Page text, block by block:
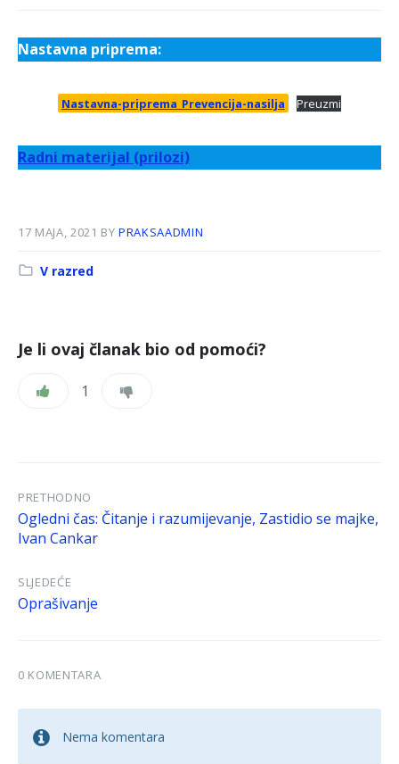
Nastavna priprema:
Nastavna-priprema_Prevencija-nasilja Preuzmi
Radni materijal (prilozi)
17 MAJA, 2021 BYPRAKSAADMIN
Kategorija:
V razred
Je li ovaj članak bio od pomoći?
1
PRETHODNO
Ogledni čas: Čitanje i razumijevanje, Zastidio se majke,
Ivan Cankar
SLJEDEĆE
Oprašivanje
0 KOMENTARA
Nema komentara